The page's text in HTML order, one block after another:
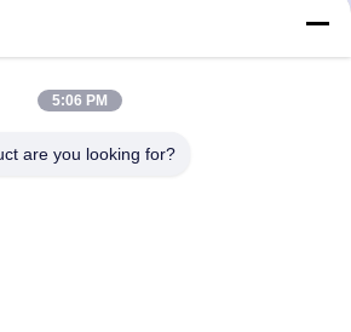
промышленный парк сообщества
5:06 PM
are you looking for?